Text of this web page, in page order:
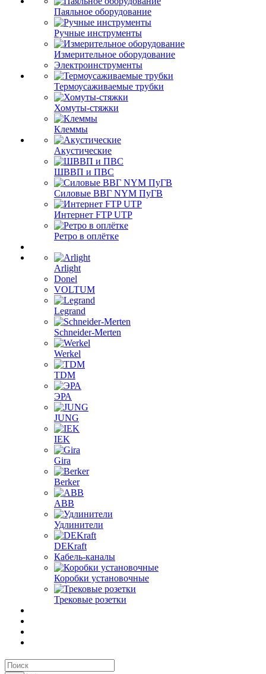
Паяльное оборудование
Ручные инструменты
Измерительное оборудование
Электроинструменты
Термоусаживаемые трубки
Хомуты-стяжки
Клеммы
Акустические
ШВВП и ПВС
Силовые ВВГ NYM ПуГВ
Интернет FTP UTP
Ретро в оплётке
Arlight
Donel
VOLTUM
Legrand
Schneider-Merten
Werkel
TDM
ЭРА
JUNG
IEK
Gira
Berker
ABB
Удлинители
DEKraft
Кабель-каналы
Коробки установочные
Трековые розетки